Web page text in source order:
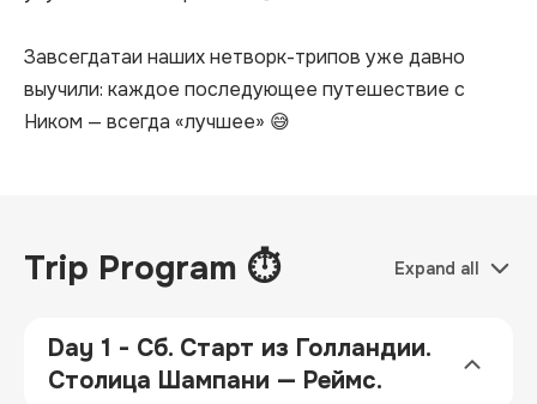
Завсегдатаи наших нетворк-трипов уже давно
выучили: каждое последующее путешествие с
Ником — всегда «лучшее» 😅
Trip Program ⏱ Expand all
Day 1 - Сб. Старт из Голландии.
Столица Шампани — Реймс.